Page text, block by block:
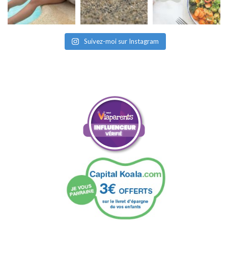
Suivez-moi sur Instagram